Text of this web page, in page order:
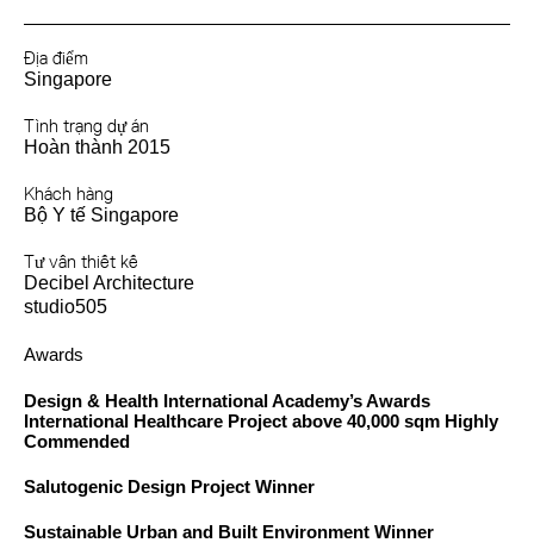
Địa điểm
Singapore
Tình trạng dự án
Hoàn thành 2015
Khách hàng
Bộ Y tế Singapore
Tư vấn thiết kế
Decibel Architecture
studio505
Awards
Design & Health International Academy’s Awards
International Healthcare Project above 40,000 sqm Highly
Commended
Salutogenic Design Project Winner
Sustainable Urban and Built Environment Winner